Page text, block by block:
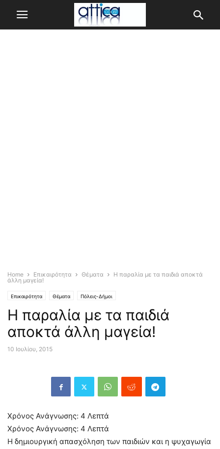
Home Επικαιρότητα Θέματα
Η παραλία με τα παιδιά αποκτά
άλλη μαγεία!
Επικαιρότητα Θέματα Πόλεις-Δήμοι
Η παραλία με τα παιδιά
αποκτά άλλη μαγεία!
10 Ιουλίου, 2015
Χρόνος Ανάγνωσης: 4 Λεπτά
Χρόνος Ανάγνωσης: 4 Λεπτά
Η δημιουργική απασχόληση των παιδιών και η ψυχαγωγία